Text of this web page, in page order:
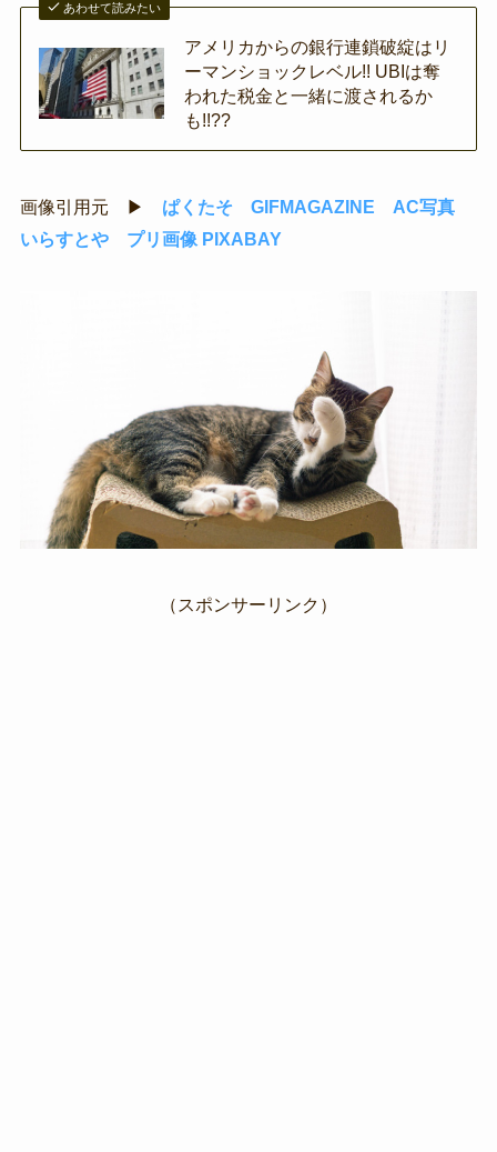
あわせて読みたい
アメリカからの銀行連鎖破綻はリ
ーマンショックレベル!! UBIは奪
われた税金と一緒に渡されるか
も!!??
画像引用元 ▶ ぱくたそ GIFMAGAZINE
AC写真
いらすとや
プリ画像 PIXABAY
（スポンサーリンク）